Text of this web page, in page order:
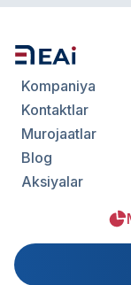
Kompaniya
Kontaktlar
Murojaatlar
Blog
Aksiyalar